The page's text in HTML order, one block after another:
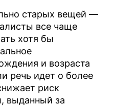
старых вещей —
все чаще
хотя бы
и возраста
речь идет о более
риск
выданный за